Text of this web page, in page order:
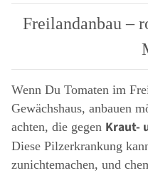
Freilandanbau –
Wenn Du Tomaten im
Gewächshaus, anbauen
achten, die gegen Kraut-
Diese Pilzerkrankung
zunichtemachen, und